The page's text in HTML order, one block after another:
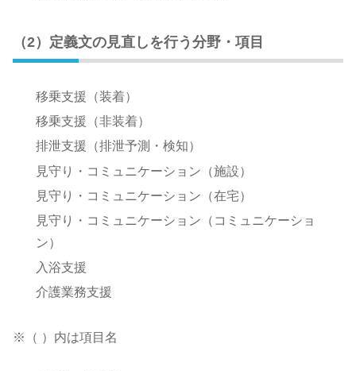
（2）定義文の見直しを行う分野・項目
移乗支援（装着）
移乗支援（非装着）
排泄支援（排泄予測・検知）
見守り・コミュニケーション（施設）
見守り・コミュニケーション（在宅）
見守り・コミュニケーション（コミュニケーショ
ン）
入浴支援
介護業務支援
※（ ）内は項目名